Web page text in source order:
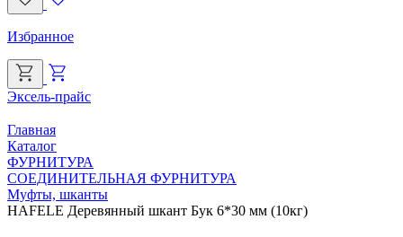
Избранное
Эксель-прайс
Главная
Каталог
ФУРНИТУРА
СОЕДИНИТЕЛЬНАЯ ФУРНИТУРА
Муфты, шканты
HAFELE Деревянный шкант Бук 6*30 мм (10кг)